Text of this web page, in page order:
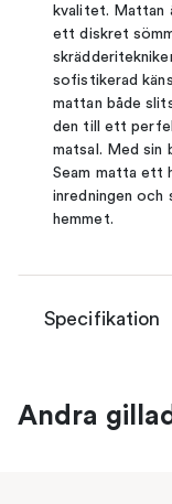
kvalitet. Mattan
ett diskret
sofistikerad
mattan både
den till ett
matsal. Med sin
Seam matta ett
inredningen och
hemmet.
Specifikation
Andra